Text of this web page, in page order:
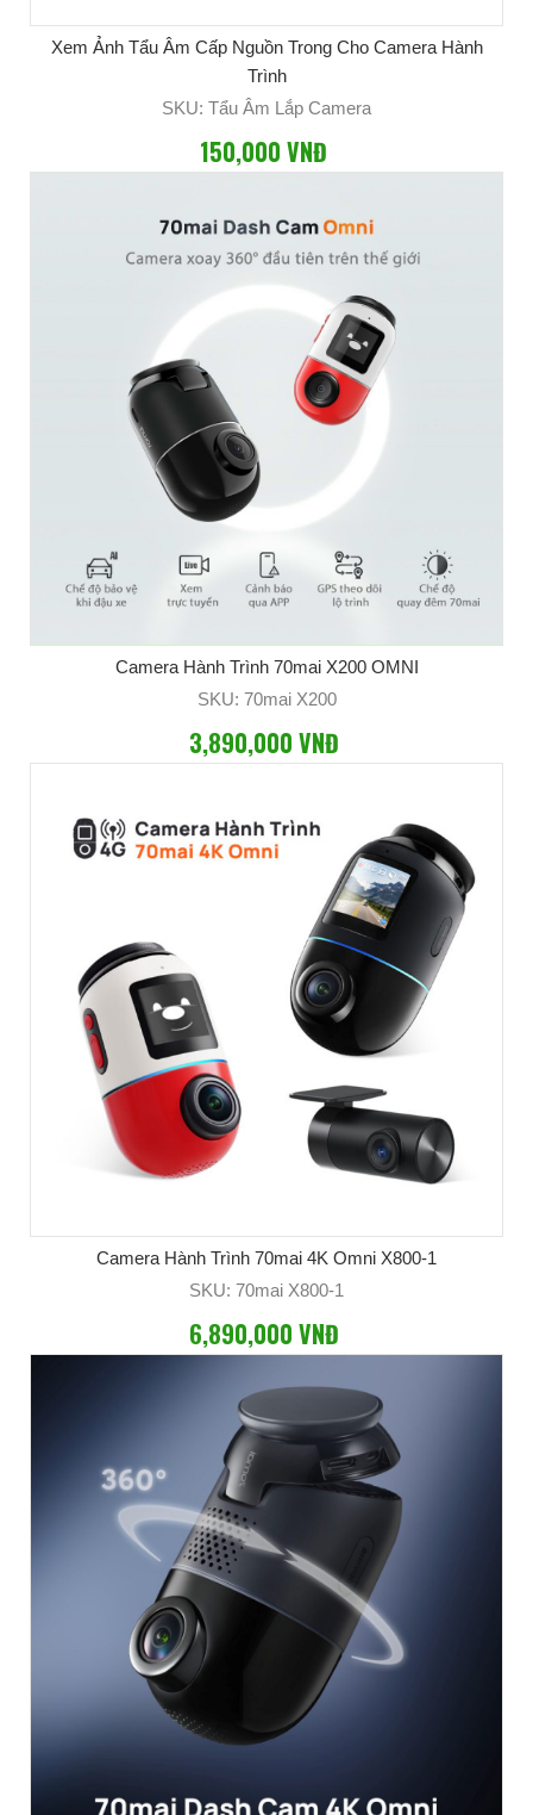
Xem Ảnh Tẩu Âm Cấp Nguồn Trong Cho Camera Hành
Trình
SKU: Tẩu Âm Lắp Camera
150,000 VNĐ
Camera Hành Trình 70mai X200 OMNI
SKU: 70mai X200
3,890,000 VNĐ
Camera Hành Trình 70mai 4K Omni X800-1
SKU: 70mai X800-1
6,890,000 VNĐ